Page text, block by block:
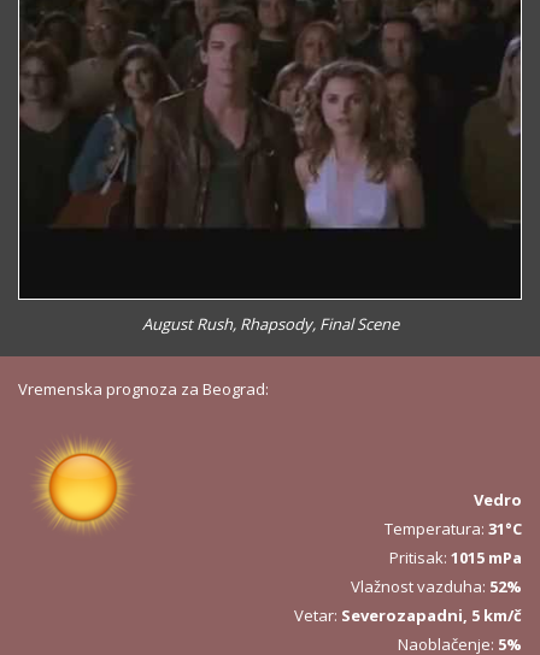
August Rush, Rhapsody, Final Scene
Vremenska prognoza za Beograd:
Vedro
Temperatura: 31°C
Pritisak: 1015 mPa
Vlažnost vazduha: 52%
Vetar: Severozapadni, 5 km/č
Naoblačenje: 5%